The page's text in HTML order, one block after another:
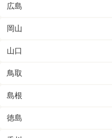
広島
岡山
山口
鳥取
島根
徳島